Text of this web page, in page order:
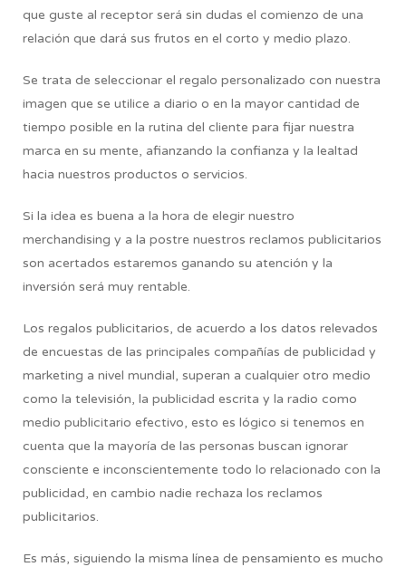
que guste al receptor será sin dudas el comienzo de una
relación que dará sus frutos en el corto y medio plazo.
Se trata de seleccionar el regalo personalizado con nuestra
imagen que se utilice a diario o en la mayor cantidad de
tiempo posible en la rutina del cliente para fijar nuestra
marca en su mente, afianzando la confianza y la lealtad
hacia nuestros productos o servicios.
Si la idea es buena a la hora de elegir nuestro
merchandising y a la postre nuestros reclamos publicitarios
son acertados estaremos ganando su atención y la
inversión será muy rentable.
Los regalos publicitarios, de acuerdo a los datos relevados
de encuestas de las principales compañías de publicidad y
marketing a nivel mundial, superan a cualquier otro medio
como la televisión, la publicidad escrita y la radio como
medio publicitario efectivo, esto es lógico si tenemos en
cuenta que la mayoría de las personas buscan ignorar
consciente e inconscientemente todo lo relacionado con la
publicidad, en cambio nadie rechaza los reclamos
publicitarios.
Es más, siguiendo la misma línea de pensamiento es mucho